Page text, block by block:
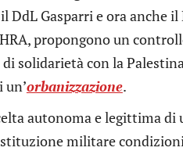
Gasparri e ora anche
propongono un
solidarietà con la
orbanizzazione.
autonoma e legittima di
militare